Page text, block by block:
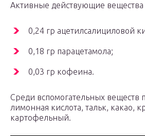
Активные действующие вещества
0,24 гр ацетилсалициловой
0,18 гр парацетамола;
0,03 гр кофеина.
Среди вспомогательных веществ
лимонная кислота, тальк, какао,
картофельный.